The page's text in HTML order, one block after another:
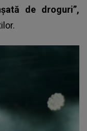
de droguri”,